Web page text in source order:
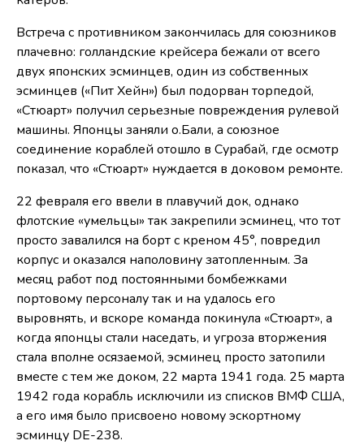
Встреча с противником закончилась для союзников
плачевно: голландские крейсера бежали от всего
двух японских эсминцев, один из собственных
эсминцев («Пит Хейн») был подорван торпедой,
«Стюарт» получил серьезные повреждения рулевой
машины. Японцы заняли о.Бали, а союзное
соединение кораблей отошло в Сурабай, где осмотр
показал, что «Стюарт» нуждается в доковом ремонте.
22 февраля его ввели в плавучий док, однако
флотские «умельцы» так закрепили эсминец, что тот
просто завалился на борт с креном 45°, повредил
корпус и оказался наполовину затопленным. За
месяц работ под постоянными бомбежками
портовому персоналу так и на удалось его
выровнять, и вскоре команда покинула «Стюарт», а
когда японцы стали наседать, и угроза вторжения
стала вполне осязаемой, эсминец просто затопили
вместе с тем же доком, 22 марта 1941 года. 25 марта
1942 года корабль исключили из списков ВМФ США,
а его имя было присвоено новому эскортному
эсминцу DE-238.